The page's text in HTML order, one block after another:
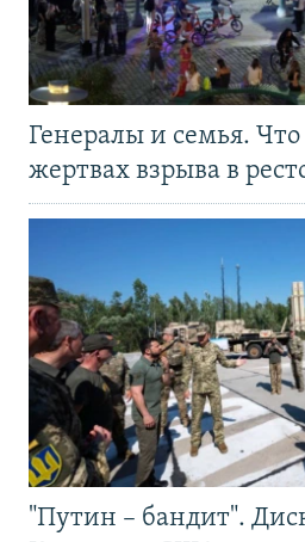
Генералы и семья. Что
жертвах взрыва в
"Путин – бандит".